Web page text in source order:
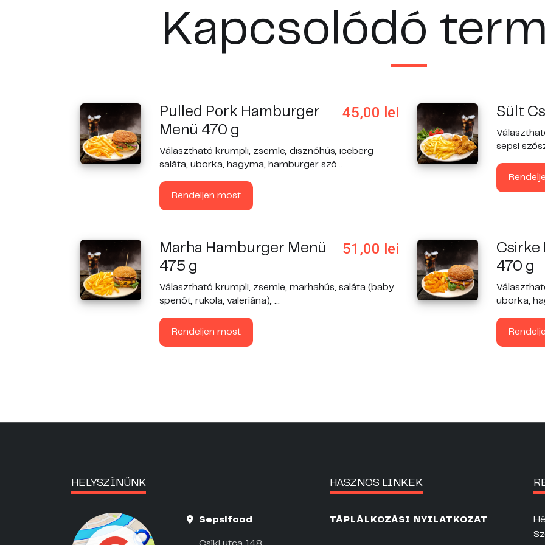
Kapcsolódó
Pulled Pork Hamburger
Menü 470 g
45,00 lei
Választható krumpli, zsemle, disznóhús, iceberg
saláta, uborka, hagyma, hamburger szó...
Rendeljen most
Sült
sepsi
Marha Hamburger Menü
475 g
51,00 lei
Választható krumpli, zsemle, marhahús, saláta (baby
spenót, rukola, valeriána), ...
Rendeljen most
Csirke
470 g
uborka,
HELYSZÍNÜNK
Sepsifood
HASZNOS LINKEK
TÁPLÁLKOZÁSI NYILATKOZAT